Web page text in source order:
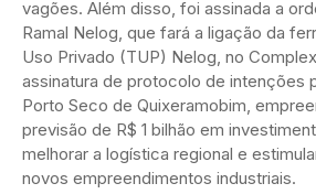
vagões. Além disso, foi assinada a
Ramal Nelog, que fará a ligação da
Uso Privado (TUP) Nelog, no
assinatura de protocolo de intenções
Porto Seco de Quixeramobim,
previsão de R$ 1 bilhão em
melhorar a logística regional e
novos empreendimentos industriais.